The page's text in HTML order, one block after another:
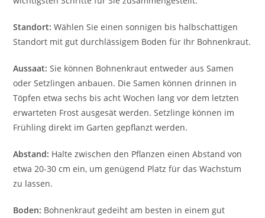
Standort:Wählen Sie einen sonnigen bis halbschattigen
Standort mit gut durchlässigem Boden für Ihr Bohnenkraut.
Aussaat:Sie können Bohnenkraut entweder aus Samen
oder Setzlingen anbauen. Die Samen können drinnen in
Töpfen etwa sechs bis acht Wochen lang vor dem letzten
erwarteten Frost ausgesät werden. Setzlinge können im
Frühling direkt im Garten gepflanzt werden.
Abstand: Halte zwischen den Pflanzen einen Abstand von
etwa 20-30 cm ein, um genügend Platz für das Wachstum
zu lassen.
Boden: Bohnenkraut gedeiht am besten in einem gut